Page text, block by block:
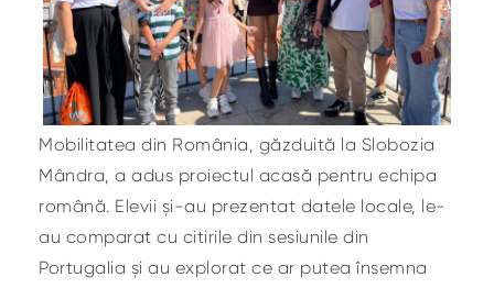
Mobilitatea din România, găzduită la Slobozia
Mândra, a adus proiectul acasă pentru echipa
română. Elevii și-au prezentat datele locale, le-
au comparat cu citirile din sesiunile din
Portugalia și au explorat ce ar putea însemna